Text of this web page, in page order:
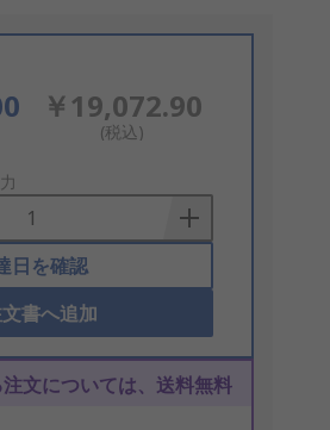
￥19,072.90
(税込)
日を確認
書へ追加
文については、送料無料